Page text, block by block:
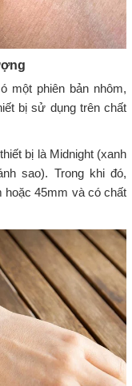
một phiên bản nhôm,
bị sử dụng trên chất
bị là Midnight (xanh
sao). Trong khi đó,
45mm và có chất